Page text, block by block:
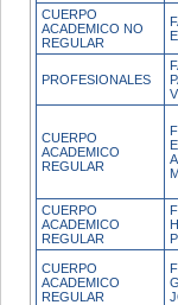
CUERPO
ACADEMICO NO
REGULAR
PROFESIONALES
CUERPO
ACADEMICO
REGULAR
CUERPO
ACADEMICO
REGULAR
CUERPO
ACADEMICO
REGULAR